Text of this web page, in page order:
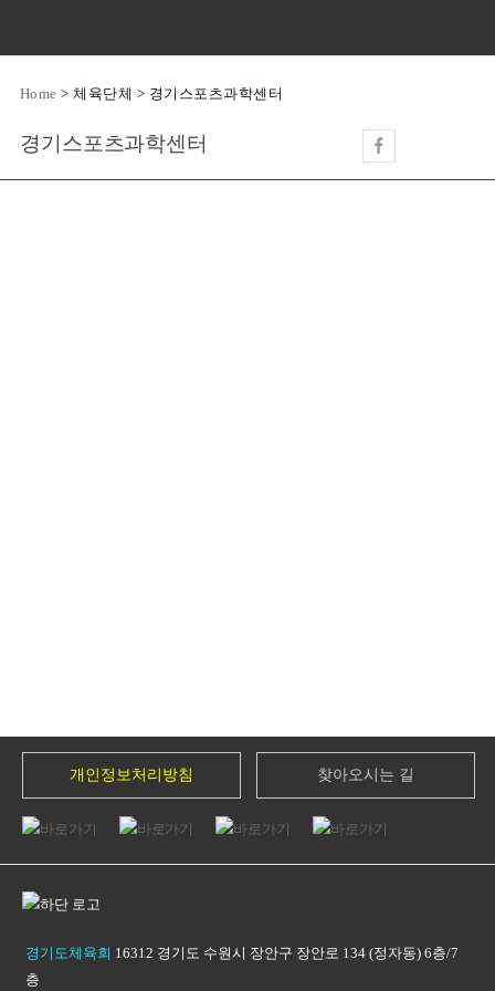
Home >체육단체 > 경기스포츠과학센터
경기스포츠과학센터
개인정보처리방침 찾아오시는 길
경기도체육회 16312 경기도 수원시 장안구 장안로 134 (정자동) 6층/7
층